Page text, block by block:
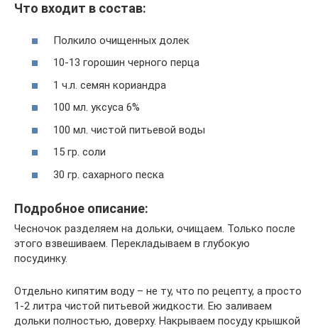
Что входит в состав:
Полкило очищенных долек
10-13 горошин черного перца
1 ч.л. семян кориандра
100 мл. уксуса 6%
100 мл. чистой питьевой воды
15 гр. соли
30 гр. сахарного песка
Подробное описание:
Чесночок разделяем на дольки, очищаем. Только после
этого взвешиваем. Перекладываем в глубокую
посудинку.
Отдельно кипятим воду – не ту, что по рецепту, а просто
1-2 литра чистой питьевой жидкости. Ею заливаем
дольки полностью, доверху. Накрываем посуду крышкой